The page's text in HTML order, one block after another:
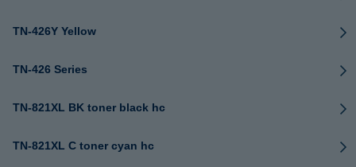
TN-426Y Yellow
TN-426 Series
TN-821XL BK toner black hc
TN-821XL C toner cyan hc